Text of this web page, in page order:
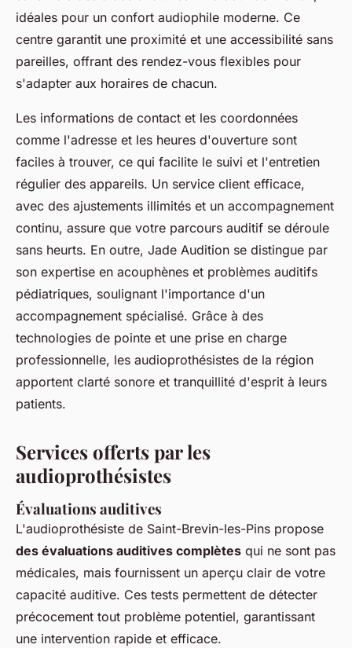
idéales pour un confort audiophile moderne. Ce
centre garantit une proximité et une accessibilité sans
pareilles, offrant des rendez-vous flexibles pour
s'adapter aux horaires de chacun.
Les informations de contact et les coordonnées
comme l'adresse et les heures d'ouverture sont
faciles à trouver, ce qui facilite le suivi et l'entretien
régulier des appareils. Un service client efficace,
avec des ajustements illimités et un accompagnement
continu, assure que votre parcours auditif se déroule
sans heurts. En outre, Jade Audition se distingue par
son expertise en acouphènes et problèmes auditifs
pédiatriques, soulignant l'importance d'un
accompagnement spécialisé. Grâce à des
technologies de pointe et une prise en charge
professionnelle, les audioprothésistes de la région
apportent clarté sonore et tranquillité d'esprit à leurs
patients.
Services offerts par les
audioprothésistes
Évaluations auditives
L'audioprothésiste de Saint-Brevin-les-Pins propose
des évaluations auditives complètes qui ne sont pas
médicales, mais fournissent un aperçu clair de votre
capacité auditive. Ces tests permettent de détecter
précocement tout problème potentiel, garantissant
une intervention rapide et efficace.